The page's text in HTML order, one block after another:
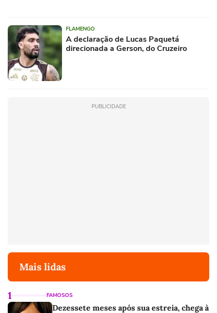
FLAMENGO
A declaração de Lucas Paquetá
direcionada a Gerson, do Cruzeiro
PUBLICIDADE
Mais lidas
1 FAMOSOS
Dezessete meses após sua estreia, chega à